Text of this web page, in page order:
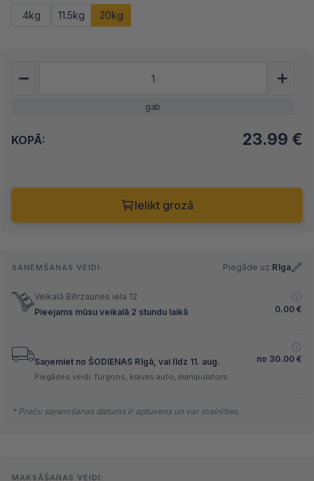
4kg 11.5kg 20kg
gab
KOPĀ: 23.99 €
Ielikt grozā
SAŅEMŠANAS VEIDI: Piegāde uz:Rīga
Veikalā Bērzaunes iela 12
Pieejams mūsu veikalā 2 stundu laikā
0.00 €
Saņemiet no ŠODIENAS Rīgā, vai līdz 11. aug. no 30.00 €
Piegādes veidi: furgons, kravas auto, manipulators
* Preču saņemšanas datums ir aptuvens un var mainīties.
MAKSĀŠANAS VEIDI: